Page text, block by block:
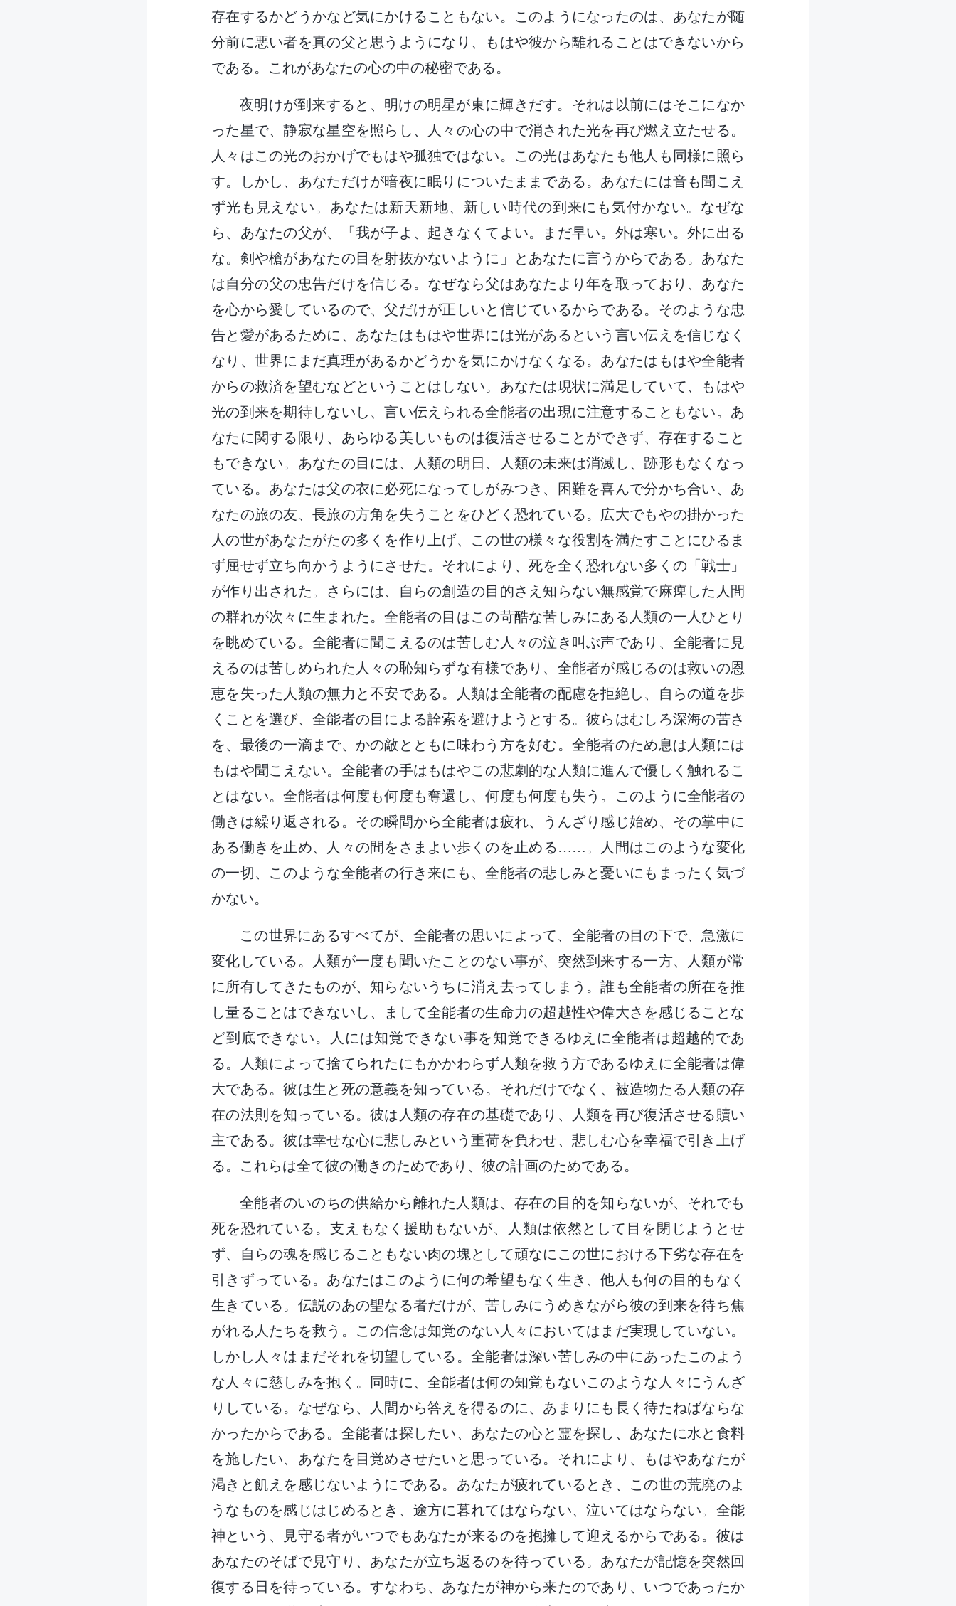
存在するかどうかなど気にかけることもない。このようになったのは、あなたが随
分前に悪い者を真の父と思うようになり、もはや彼から離れることはできないから
である。これがあなたの心の中の秘密である。
夜明けが到来すると、明けの明星が東に輝きだす。それは以前にはそこになか
った星で、静寂な星空を照らし、人々の心の中で消された光を再び燃え立たせる。
人々はこの光のおかげでもはや孤独ではない。この光はあなたも他人も同様に照ら
す。しかし、あなただけが暗夜に眠りについたままである。あなたには音も聞こえ
ず光も見えない。あなたは新天新地、新しい時代の到来にも気付かない。なぜな
ら、あなたの父が、「我が子よ、起きなくてよい。まだ早い。外は寒い。外に出る
な。剣や槍があなたの目を射抜かないように」とあなたに言うからである。あなた
は自分の父の忠告だけを信じる。なぜなら父はあなたより年を取っており、あなた
を心から愛しているので、父だけが正しいと信じているからである。そのような忠
告と愛があるために、あなたはもはや世界には光があるという言い伝えを信じなく
なり、世界にまだ真理があるかどうかを気にかけなくなる。あなたはもはや全能者
からの救済を望むなどということはしない。あなたは現状に満足していて、もはや
光の到来を期待しないし、言い伝えられる全能者の出現に注意することもない。あ
なたに関する限り、あらゆる美しいものは復活させることができず、存在すること
もできない。あなたの目には、人類の明日、人類の未来は消滅し、跡形もなくなっ
ている。あなたは父の衣に必死になってしがみつき、困難を喜んで分かち合い、あ
なたの旅の友、長旅の方角を失うことをひどく恐れている。広大でもやの掛かった
人の世があなたがたの多くを作り上げ、この世の様々な役割を満たすことにひるま
ず屈せず立ち向かうようにさせた。それにより、死を全く恐れない多くの「戦士」
が作り出された。さらには、自らの創造の目的さえ知らない無感覚で麻痺した人間
の群れが次々に生まれた。全能者の目はこの苛酷な苦しみにある人類の一人ひとり
を眺めている。全能者に聞こえるのは苦しむ人々の泣き叫ぶ声であり、全能者に見
えるのは苦しめられた人々の恥知らずな有様であり、全能者が感じるのは救いの恩
恵を失った人類の無力と不安である。人類は全能者の配慮を拒絶し、自らの道を歩
くことを選び、全能者の目による詮索を避けようとする。彼らはむしろ深海の苦さ
を、最後の一滴まで、かの敵とともに味わう方を好む。全能者のため息は人類には
もはや聞こえない。全能者の手はもはやこの悲劇的な人類に進んで優しく触れるこ
とはない。全能者は何度も何度も奪還し、何度も何度も失う。このように全能者の
働きは繰り返される。その瞬間から全能者は疲れ、うんざり感じ始め、その掌中に
ある働きを止め、人々の間をさまよい歩くのを止める……。人間はこのような変化
の一切、このような全能者の行き来にも、全能者の悲しみと憂いにもまったく気づ
かない。
この世界にあるすべてが、全能者の思いによって、全能者の目の下で、急激に
変化している。人類が一度も聞いたことのない事が、突然到来する一方、人類が常
に所有してきたものが、知らないうちに消え去ってしまう。誰も全能者の所在を推
し量ることはできないし、まして全能者の生命力の超越性や偉大さを感じることな
ど到底できない。人には知覚できない事を知覚できるゆえに全能者は超越的であ
る。人類によって捨てられたにもかかわらず人類を救う方であるゆえに全能者は偉
大である。彼は生と死の意義を知っている。それだけでなく、被造物たる人類の存
在の法則を知っている。彼は人類の存在の基礎であり、人類を再び復活させる贖い
主である。彼は幸せな心に悲しみという重荷を負わせ、悲しむ心を幸福で引き上げ
る。これらは全て彼の働きのためであり、彼の計画のためである。
全能者のいのちの供給から離れた人類は、存在の目的を知らないが、それでも
死を恐れている。支えもなく援助もないが、人類は依然として目を閉じようとせ
ず、自らの魂を感じることもない肉の塊として頑なにこの世における下劣な存在を
引きずっている。あなたはこのように何の希望もなく生き、他人も何の目的もなく
生きている。伝説のあの聖なる者だけが、苦しみにうめきながら彼の到来を待ち焦
がれる人たちを救う。この信念は知覚のない人々においてはまだ実現していない。
しかし人々はまだそれを切望している。全能者は深い苦しみの中にあったこのよう
な人々に慈しみを抱く。同時に、全能者は何の知覚もないこのような人々にうんざ
りしている。なぜなら、人間から答えを得るのに、あまりにも長く待たねばならな
かったからである。全能者は探したい、あなたの心と霊を探し、あなたに水と食料
を施したい、あなたを目覚めさせたいと思っている。それにより、もはやあなたが
渇きと飢えを感じないようにである。あなたが疲れているとき、この世の荒廃のよ
うなものを感じはじめるとき、途方に暮れてはならない、泣いてはならない。全能
神という、見守る者がいつでもあなたが来るのを抱擁して迎えるからである。彼は
あなたのそばで見守り、あなたが立ち返るのを待っている。あなたが記憶を突然回
復する日を待っている。すなわち、あなたが神から来たのであり、いつであったか